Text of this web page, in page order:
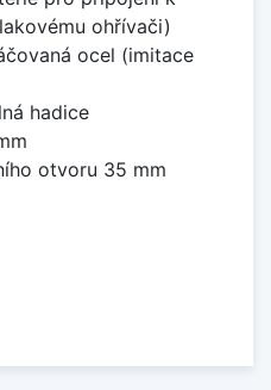
ohřívači)
ocel (imitace
hadice
otvoru 35 mm